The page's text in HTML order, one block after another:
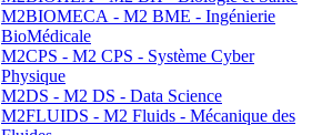
M2BIOMECA - M2 BME - Ingénierie
BioMédicale
M2CPS - M2 CPS - Système Cyber
Physique
M2DS - M2 DS - Data Science
M2FLUIDS - M2 Fluids - Mécanique des